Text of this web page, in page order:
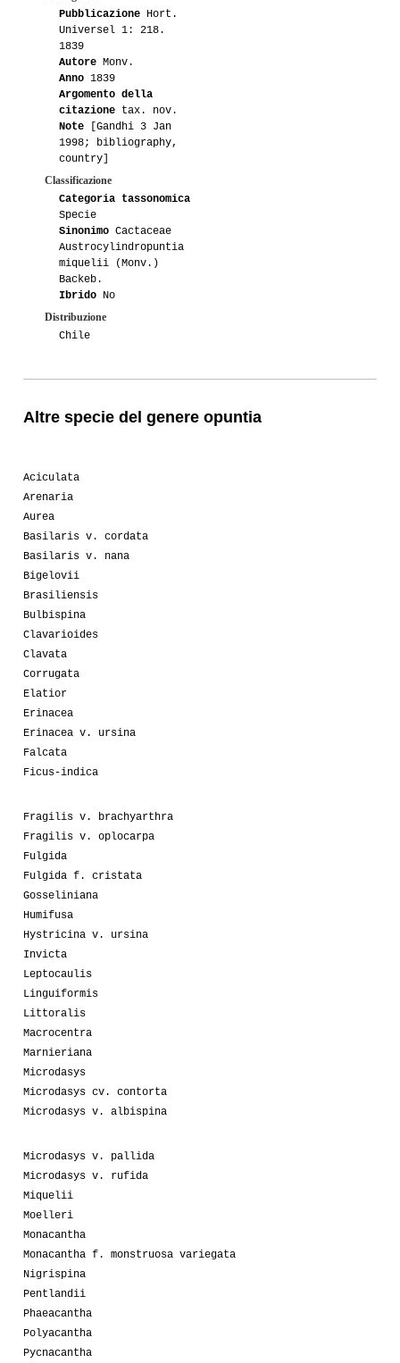
Pubblicazione Hort.
Universel 1: 218.
1839
Autore Monv.
Anno 1839
Argomento della
citazione tax. nov.
Note [Gandhi 3 Jan
1998; bibliography,
country]
Classificazione
Categoria tassonomica
Specie
Sinonimo Cactaceae
Austrocylindropuntia
miquelii (Monv.)
Backeb.
Ibrido No
Distribuzione
Chile
Altre specie del genere opuntia
Aciculata
Arenaria
Aurea
Basilaris v. cordata
Basilaris v. nana
Bigelovii
Brasiliensis
Bulbispina
Clavarioides
Clavata
Corrugata
Elatior
Erinacea
Erinacea v. ursina
Falcata
Ficus-indica
Fragilis v. brachyarthra
Fragilis v. oplocarpa
Fulgida
Fulgida f. cristata
Gosseliniana
Humifusa
Hystricina v. ursina
Invicta
Leptocaulis
Linguiformis
Littoralis
Macrocentra
Marnieriana
Microdasys
Microdasys cv. contorta
Microdasys v. albispina
Microdasys v. pallida
Microdasys v. rufida
Miquelii
Moelleri
Monacantha
Monacantha f. monstruosa variegata
Nigrispina
Pentlandii
Phaeacantha
Polyacantha
Pycnacantha